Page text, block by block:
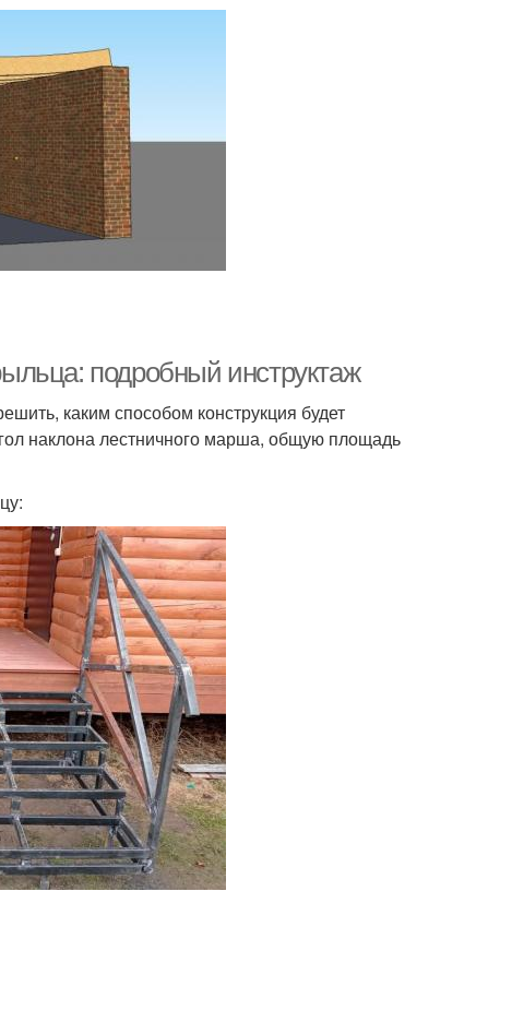
подробный инструктаж
каким способом конструкция будет
наклона лестничного марша, общую площадь